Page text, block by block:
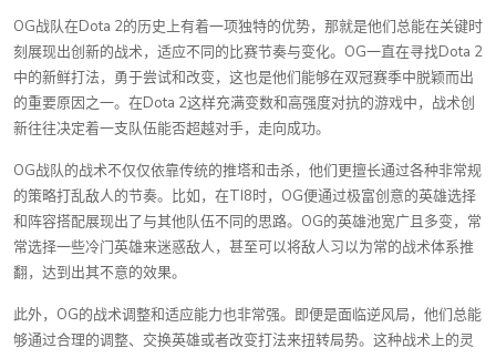
OG战队在Dota 2的历史上有着一项独特的优势，那就是他们总能在关键时
刻展现出创新的战术，适应不同的比赛节奏与变化。OG一直在寻找Dota 2
中的新鲜打法，勇于尝试和改变，这也是他们能够在双冠赛季中脱颖而出
的重要原因之一。在Dota 2这样充满变数和高强度对抗的游戏中，战术创
新往往决定着一支队伍能否超越对手，走向成功。
OG战队的战术不仅仅依靠传统的推塔和击杀，他们更擅长通过各种非常规
的策略打乱敌人的节奏。比如，在TI8时，OG便通过极富创意的英雄选择
和阵容搭配展现出了与其他队伍不同的思路。OG的英雄池宽广且多变，常
常选择一些冷门英雄来迷惑敌人，甚至可以将敌人习以为常的战术体系推
翻，达到出其不意的效果。
此外，OG的战术调整和适应能力也非常强。即便是面临逆风局，他们总能
够通过合理的调整、交换英雄或者改变打法来扭转局势。这种战术上的灵